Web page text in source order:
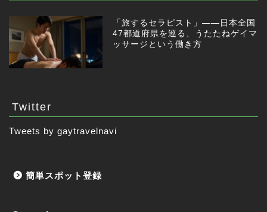
「旅するセラピスト」——日本全国
47都道府県を巡る、うたたねゲイマ
ッサージという働き方
Twitter
Tweets by gaytravelnavi
簡単スポット登録